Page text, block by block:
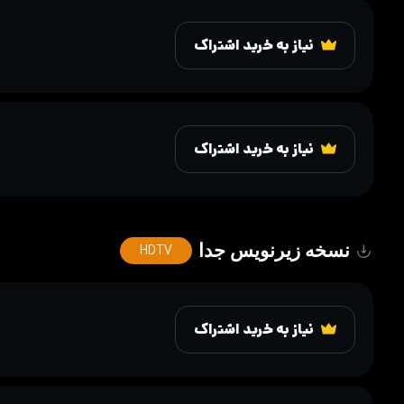
نیاز به خرید اشتراک
نیاز به خرید اشتراک
نسخه زیرنویس جدا HDTV
نیاز به خرید اشتراک